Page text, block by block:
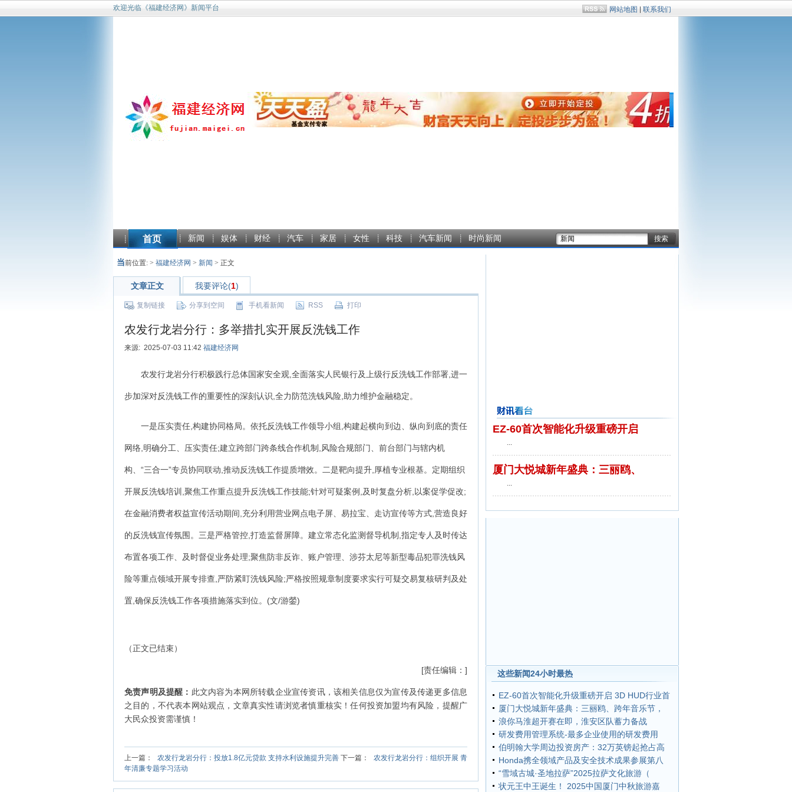
欢迎光临《福建经济网》新闻平台 网站地图 联系我们
首页 新闻 娱体 财经 汽车 家居 女性 科技 汽车新闻 时尚新闻
当前位置: > 福建经济网 > 新闻 > 正文
文章正文 我要评论(1)
复制链接 分享到空间 手机看新闻 RSS 打印
农发行龙岩分行：多举措扎实开展反洗钱工作
来源: 2025-07-03 11:42 福建经济网
农发行龙岩分行积极践行总体国家安全观,全面落实人民银行及上级行反洗钱工作部署,进一
步加深对反洗钱工作的重要性的深刻认识,全力防范洗钱风险,助力维护金融稳定。
一是压实责任,构建协同格局。依托反洗钱工作领导小组,构建起横向到边、纵向到底的责任
网络,明确分工、压实责任;建立跨部门跨条线合作机制,风险合规部门、前台部门与辖内机
构、“三合一”专员协同联动,推动反洗钱工作提质增效。二是靶向提升,厚植专业根基。定期组织
开展反洗钱培训,聚焦工作重点提升反洗钱工作技能;针对可疑案例,及时复盘分析,以案促学促改;
在金融消费者权益宣传活动期间,充分利用营业网点电子屏、易拉宝、走访宣传等方式,营造良好
的反洗钱宣传氛围。三是严格管控,打造监督屏障。建立常态化监测督导机制,指定专人及时传达
布置各项工作、及时督促业务处理;聚焦防非反诈、账户管理、涉芬太尼等新型毒品犯罪洗钱风
险等重点领域开展专排查,严防紧盯洗钱风险;严格按照规章制度要求实行可疑交易复核研判及处
置,确保反洗钱工作各项措施落实到位。(文/游鎣)
（正文已结束）
[责任编辑：]
免责声明及提醒： 此文内容为本网所转载企业宣传资讯，该相关信息仅为宣传及传递更多信息
之目的，不代表本网站观点，文章真实性请浏览者慎重核实！任何投资加盟均有风险，提醒广
大民众投资需谨慎！
上一篇： 农发行龙岩分行：投放1.8亿元贷款 支持水利设施提升完善 下一篇：
农发行龙岩分行：组织开展 青
年清廉专题学习活动
EZ-60首次智能化升级重磅开启
...
厦门大悦城新年盛典：三丽鸥、
...
这些新闻24小时最热
EZ-60首次智能化升级重磅开启 3D HUD行业首
厦门大悦城新年盛典：三丽鸥、跨年音乐节，
浪你马淮超开赛在即，淮安区队蓄力备战
研发费用管理系统-最多企业使用的研发费用
伯明翰大学周边投资房产：32万英镑起抢占高
Honda携全领域产品及安全技术成果参展第八
“雪域古城·圣地拉萨”2025拉萨文化旅游（
状元王中王诞生！ 2025中国厦门中秋旅游嘉